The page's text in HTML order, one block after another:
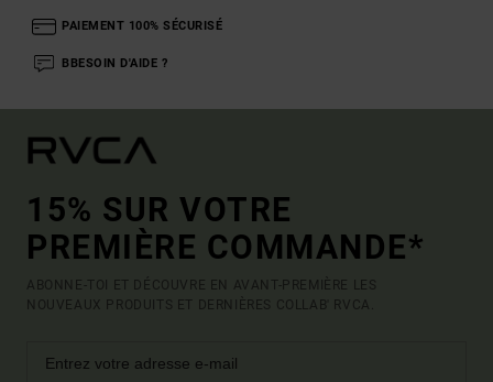
PAIEMENT 100% SÉCURISÉ
BBESOIN D'AIDE ?
15% SUR VOTRE
PREMIÈRE COMMANDE*
ABONNE-TOI ET DÉCOUVRE EN AVANT-PREMIÈRE LES
NOUVEAUX PRODUITS ET DERNIÈRES COLLAB' RVCA.